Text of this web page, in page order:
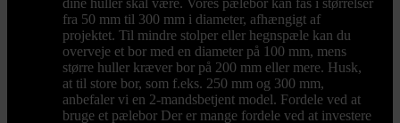
fra 50 mm til 300 mm i diameter, afhængigt af
projektet. Til mindre stolper eller hegnspæle kan du
overveje et bor med en diameter på 100 mm, mens
større huller kræver bor på 200 mm eller mere. Husk,
at til store bor, som f.eks. 250 mm og 300 mm,
anbefaler vi en 2-mandsbetjent model. Fordele ved at
bruge et pælebor Der er mange fordele ved at investere